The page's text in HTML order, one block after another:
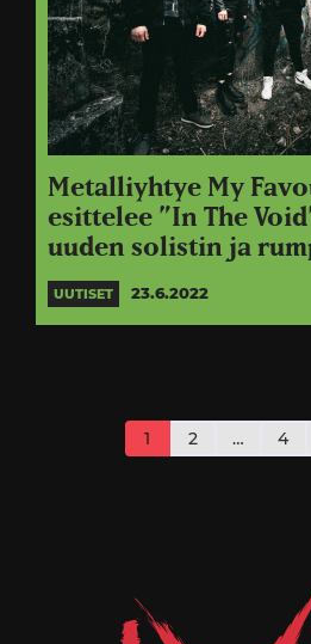
Metalliyhtye My
esittelee ”In The
uuden solistin ja
UUTISET 23.6.2022
sivutus
1 2 … 4